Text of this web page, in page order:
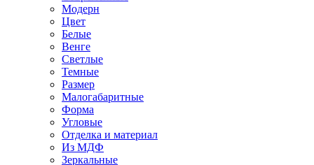
Модерн
Цвет
Белые
Венге
Светлые
Темные
Размер
Малогабаритные
Форма
Угловые
Отделка и материал
Из МДФ
Зеркальные